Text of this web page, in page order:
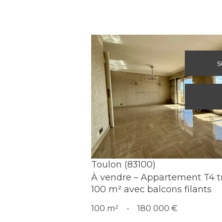
Voir le bien
Toulon (83100)
À vendre – Appartement T4
100 m² avec balcons filants
100 m² - 180 000 €